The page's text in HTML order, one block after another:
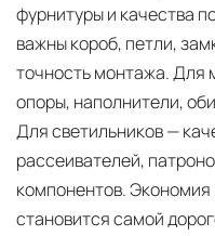
фурнитуры и качества
важны короб, петли,
точность монтажа.
опоры, наполнители,
Для светильников —
рассеивателей,
компонентов.
становится самой